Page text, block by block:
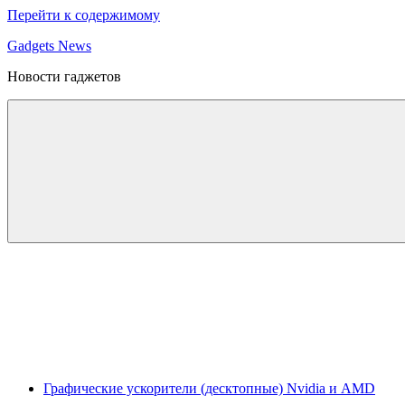
Перейти к содержимому
Gadgets News
Новости гаджетов
Графические ускорители (десктопные) Nvidia и AMD